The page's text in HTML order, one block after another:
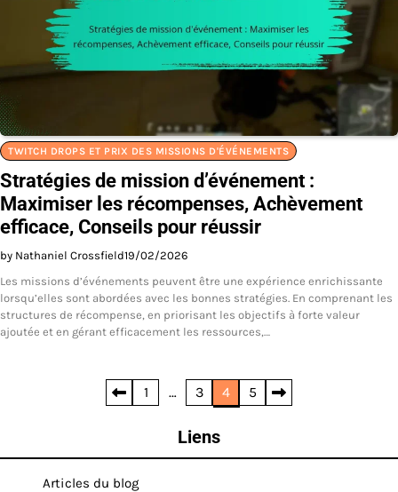
TWITCH DROPS ET PRIX DES MISSIONS D'ÉVÉNEMENTS
Stratégies de mission d’événement :
Maximiser les récompenses, Achèvement
efficace, Conseils pour réussir
by Nathaniel Crossfield19/02/2026
Les missions d’événements peuvent être une expérience enrichissante
lorsqu’elles sont abordées avec les bonnes stratégies. En comprenant les
structures de récompense, en priorisant les objectifs à forte valeur
ajoutée et en gérant efficacement les ressources,…
1 … 3 4 5
Liens
Articles du blog